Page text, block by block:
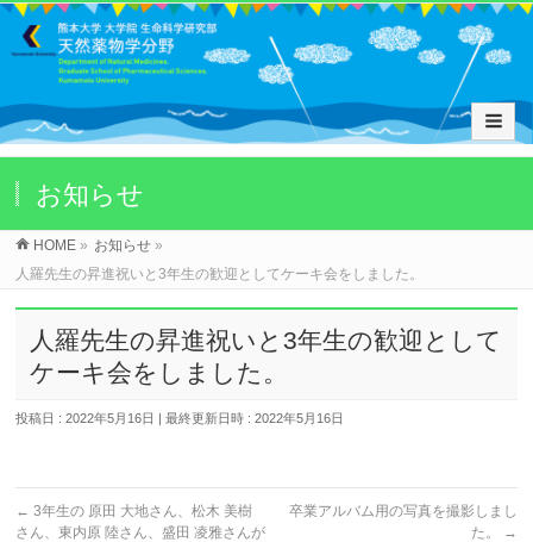
お知らせ
HOME » お知らせ »
人羅先生の昇進祝いと3年生の歓迎としてケーキ会をしました。
人羅先生の昇進祝いと3年生の歓迎として
ケーキ会をしました。
投稿日 : 2022年5月16日 最終更新日時 : 2022年5月16日
← 3年生の 原田 大地さん、松木 美樹
さん、東内原 陸さん、盛田 凌雅さんが
卒業アルバム用の写真を撮影しまし
た。
→